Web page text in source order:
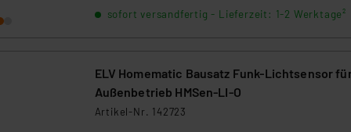
eingestuft wird. So besteht etwa das Risiko, dass US-
Dienstleistern stützt sich auf die
Beurteilung der mit der Datenübermittlung, insbesondere
detektiert er Erschütterungen an Wänden, Türen
Hinweis: Hierbei handelt es sich um einen Bausatz,
noch zusammengebaut werden muss! *****
sofort versandfertig - Lieferzeit: 1-2 Werktage²
ELV Homematic Bausatz Funk-Lichtsensor
Außenbetrieb HMSen-LI-O
Artikel-Nr. 142723